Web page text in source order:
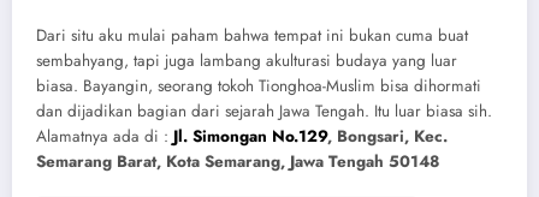
Dari situ aku mulai paham bahwa tempat ini bukan cuma buat
sembahyang, tapi juga lambang akulturasi budaya yang luar
biasa. Bayangin, seorang tokoh Tionghoa-Muslim bisa dihormati
dan dijadikan bagian dari sejarah Jawa Tengah. Itu luar biasa sih.
Alamatnya ada di : Jl. Simongan No.129, Bongsari, Kec.
Semarang Barat, Kota Semarang, Jawa Tengah 50148